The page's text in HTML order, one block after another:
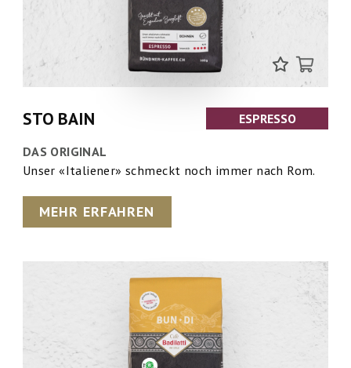
STO BAIN ESPRESSO
DAS ORIGINAL
Unser «Italiener» schmeckt noch immer nach Rom.
MEHR ERFAHREN